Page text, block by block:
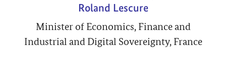
Roland Lescure
Minister of Economics, Finance and
Industrial and Digital Sovereignty, France